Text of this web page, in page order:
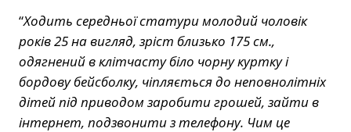
“Ходить середньої статури молодий чоловік
років 25 на вигляд, зріст близько 175 см.,
одягнений в клітчасту біло чорну куртку і
бордову бейсболку, чіпляється до неповнолітніх
дітей під приводом заробити грошей, зайти в
інтернет, подзвонити з телефону. Чим це